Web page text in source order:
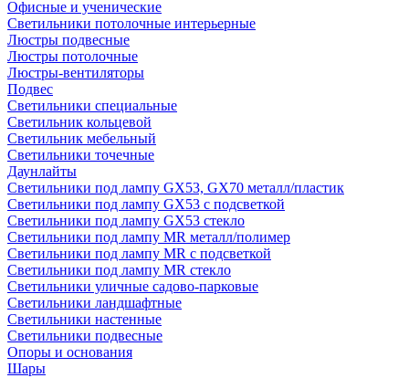
Офисные и ученические
Светильники потолочные интерьерные
Люстры подвесные
Люстры потолочные
Люстры-вентиляторы
Подвес
Светильники специальные
Светильник кольцевой
Светильник мебельный
Светильники точечные
Даунлайты
Светильники под лампу GX53, GX70 металл/пластик
Светильники под лампу GX53 с подсветкой
Светильники под лампу GX53 стекло
Светильники под лампу MR металл/полимер
Светильники под лампу MR с подсветкой
Светильники под лампу MR стекло
Светильники уличные садово-парковые
Светильники ландшафтные
Светильники настенные
Светильники подвесные
Опоры и основания
Шары